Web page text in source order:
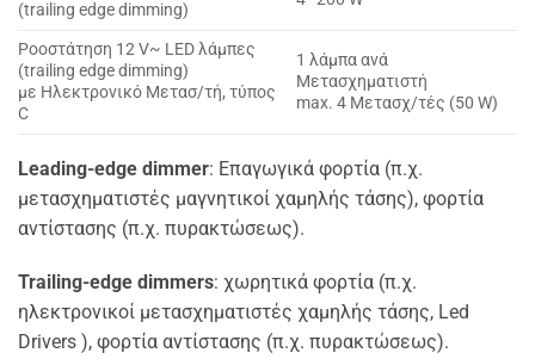
(trailing edge dimming)
Ροοστάτηση 12 V~ LED λάμπες
(trailing edge dimming)
με Ηλεκτρονικό Μετασ/τή, τύπος
C
1 λάμπα ανά
Μετασχηματιστή
max. 4 Μετασχ/τές (50 W)
Leading-edge dimmer: Επαγωγικά φορτία (π.χ.
μετασχηματιστές μαγνητικοί χαμηλής τάσης), φορτία
αντίστασης (π.χ. πυρακτώσεως).
Trailing-edge dimmers: χωρητικά φορτία (π.χ.
ηλεκτρονικοί μετασχηματιστές χαμηλής τάσης, Led
Drivers ), φορτία αντίστασης (π.χ. πυρακτώσεως).